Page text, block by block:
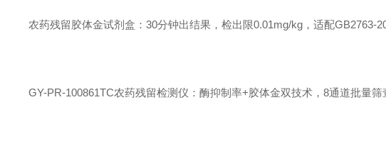
农药残留胶体金试剂盒：30分钟出结果，检出限0.01mg/kg，适配GB2763-
GY-PR-100861TC农药残留检测仪：酶抑制率+胶体金双技术，8通道批量